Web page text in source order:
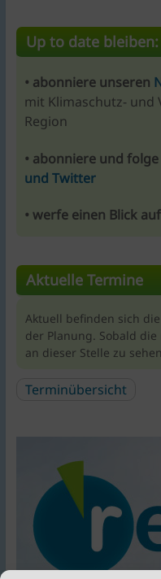
Up to date bleiben:
• abonniere unseren
mit Klimaschutz- und
Region
• abonniere und
und Twitter
• werfe einen Blick
Aktuelle Termine
Aktuell befinden sich
der Planung. Sobald
an dieser Stelle zu sehen.
Terminübersicht